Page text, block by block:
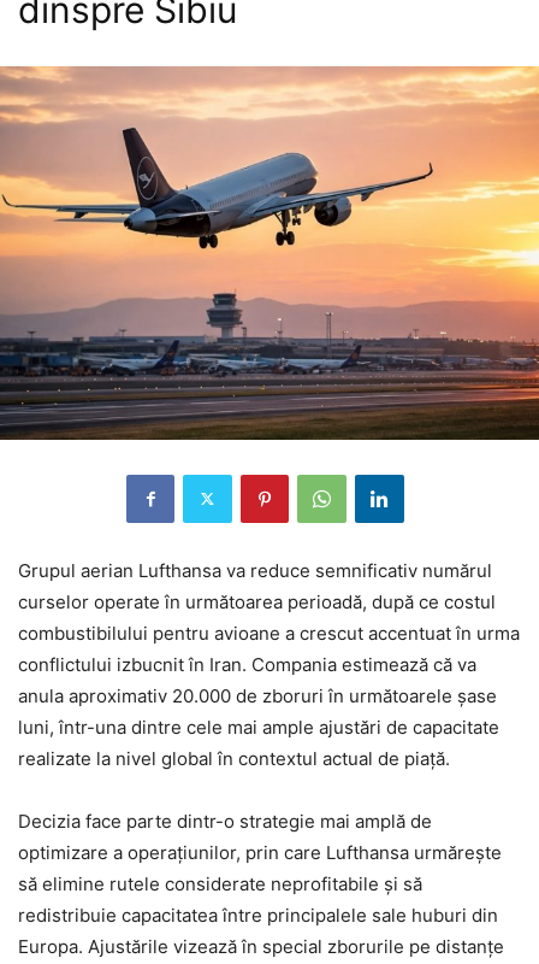
dinspre Sibiu
Grupul aerian Lufthansa va reduce semnificativ numărul
curselor operate în următoarea perioadă, după ce costul
combustibilului pentru avioane a crescut accentuat în urma
conflictului izbucnit în Iran. Compania estimează că va
anula aproximativ 20.000 de zboruri în următoarele șase
luni, într-una dintre cele mai ample ajustări de capacitate
realizate la nivel global în contextul actual de piață.
Decizia face parte dintr-o strategie mai amplă de
optimizare a operațiunilor, prin care Lufthansa urmărește
să elimine rutele considerate neprofitabile și să
redistribuie capacitatea între principalele sale huburi din
Europa. Ajustările vizează în special zborurile pe distanțe